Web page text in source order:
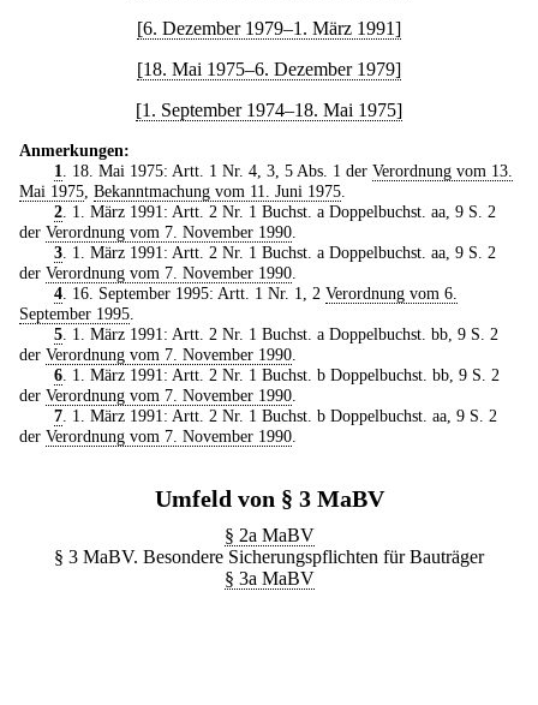
[6. Dezember 1979–1. März 1991]
[18. Mai 1975–6. Dezember 1979]
[1. September 1974–18. Mai 1975]
Anmerkungen:
1
. 18. Mai 1975: Artt. 1 Nr. 4, 3, 5 Abs. 1 der Verordnung vom 13.
Mai 1975 Bekanntmachung vom 11. Juni 1975
2. 1. März 1991: Artt. 2 Nr. 1 Buchst. a Doppelbuchst. aa, 9 S. 2
der Verordnung vom 7. November 1990
3. 1. März 1991: Artt. 2 Nr. 1 Buchst. a Doppelbuchst. aa, 9 S. 2
der Verordnung vom 7. November 1990
4. 16. September 1995: Artt. 1 Nr. 1, 2 Verordnung vom 6.
September 1995
5. 1. März 1991: Artt. 2 Nr. 1 Buchst. a Doppelbuchst. bb, 9 S. 2
der Verordnung vom 7. November 1990
6. 1. März 1991: Artt. 2 Nr. 1 Buchst. b Doppelbuchst. bb, 9 S. 2
der Verordnung vom 7. November 1990
7. 1. März 1991: Artt. 2 Nr. 1 Buchst. b Doppelbuchst. aa, 9 S. 2
der Verordnung vom 7. November 1990
Umfeld von § 3 MaBV
§ 2a MaBV
§ 3 MaBV. Besondere Sicherungspflichten für Bauträger
§ 3a MaBV